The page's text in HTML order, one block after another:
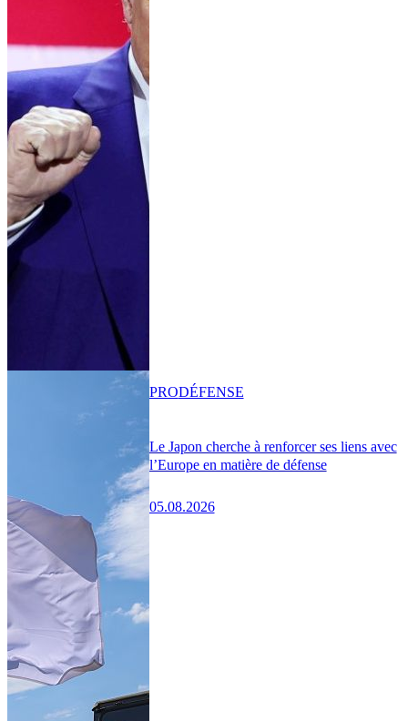
Le Japon cherche à renforcer ses liens avec
l’Europe en matière de défense
05.08.2026
PRODÉFENSE